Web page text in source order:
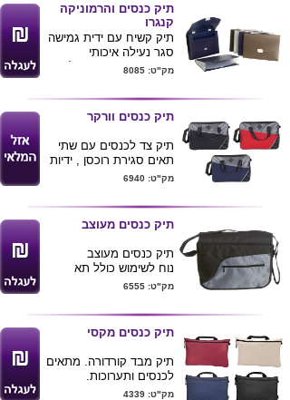
תמונה
מידות : 41X11X29 ס"מ
ניתן להדפיס לוגו ע"ג
המוצר
תיק כנסים והרמוניקה
קנגרו
תיק קשיח עם ידית גמישה
סגר נעילה איכותי
עבה ואיכותי . שטח
להדפסת לוגו גדול במיוחד
. מגיע בצבעים לפי תמונה
: חום , שחור , חלבי שקוף
, כחול . מידות : תיק
33X26X4 ס"מ אירגונית
פנימית 24.5X31.5X3 ס"מ
מק"ט: 8085
תיק כנסים וורקר
תיק צד לכנסים עם שתי
תאים סגירת רוכסן , ידיות
ורצועת נשיאה נוחות
מידות : 41X31 ס"מ
מגיע בצבעים לפי דוגמא
מק"ט: 6940
תיק כנסים מעוצב
תיק כנסים מעוצב
נוח לשימוש כולל תא
מרכזי+2כיסים עם רוכסן
כולל רצועת נשיאה
גודל 40*36
מק"ט: 6555
תיק כנסים מקסי
תיק מבד קורדורה. מתאים
לכנסים ותערוכות.
מידות : 38.5X28.5X3.5
מק"ט: 4339